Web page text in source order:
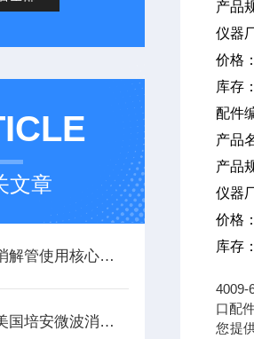
文章
美国培安微波消解管使用核心注意事项
如何正确使用美国培安微波消解管进行样品消解？
产品
仪器
价格
库存
配件
产品
产品
仪器
价格
库存
4009-
口配
您提